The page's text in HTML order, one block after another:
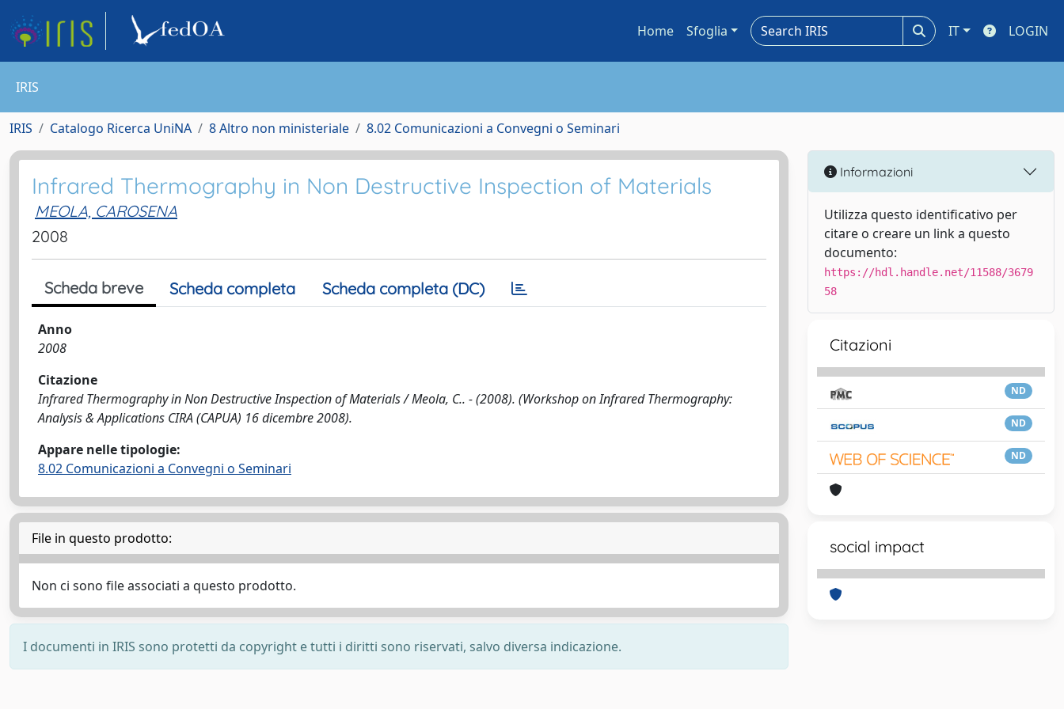
Home Sfoglia IT LOGIN
IRIS
IRIS Catalogo Ricerca UniNA 8 Altro non ministeriale 8.02 Comunicazioni a Convegni o Seminari
Infrared Thermography in Non Destructive Inspection of Materials
MEOLA, CAROSENA
2008
Scheda breve Scheda completa Scheda completa (DC)
Anno
2008
Citazione
Infrared Thermography in Non Destructive Inspection of Materials / Meola, C.. - (2008). (Workshop on Infrared Thermography:
Analysis & Applications CIRA (CAPUA) 16 dicembre 2008).
Appare nelle tipologie:
8.02 Comunicazioni a Convegni o Seminari
File in questo prodotto:
Non ci sono file associati a questo prodotto.
I documenti in IRIS sono protetti da copyright e tutti i diritti sono riservati, salvo diversa indicazione.
Informazioni
Utilizza questo identificativo per
citare o creare un link a questo
documento:
https://hdl.handle.net/11588/3679
58
Citazioni
ND
ND
ND
social impact